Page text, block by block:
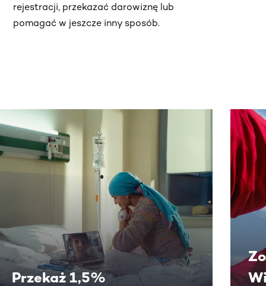
rejestracji, przekazać darowiznę lub
pomagać w jeszcze inny sposób.
Przekaż 1,5%